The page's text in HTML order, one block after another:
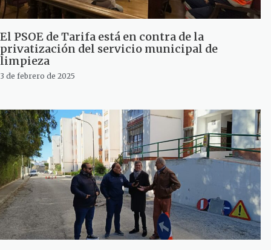
El PSOE de Tarifa está en contra de la
privatización del servicio municipal de
limpieza
3 de febrero de 2025